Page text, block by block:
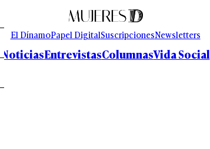
El DínamoPapel DigitalSuscripcionesNewsletters
NoticiasEntrevistasColumnasVida Social